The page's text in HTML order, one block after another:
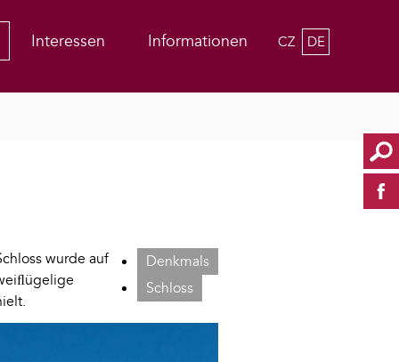
Interessen Informationen CZ DE
Denkmals
Schloss
wurde auf